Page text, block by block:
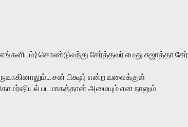
எங்களிடம்) கொண்டுவந்து சேர்த்தவர் எமது சுஜாத்தா சேர்
சன் பிக்ஷர் என்ற வலைக்குள்
படமாகத்தான் அமையும் என நானும்